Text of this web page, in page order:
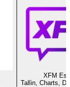
XFM
Tallin, Charts,